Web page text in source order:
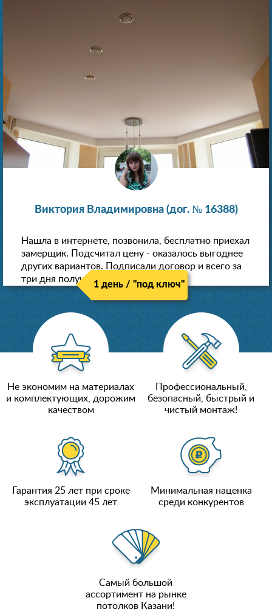
Виктория Владимировна (дог. № 16388)
Нашла в интернете, позвонила, бесплатно приехал
замерщик. Подсчитал цену - оказалось выгоднее
других вариантов. Подписали договор и всего за
три дня получили новые потолки!
1 день / "под ключ"
Не экономим на материалах
и комплектующих, дорожим
качеством
Профессиональный,
безопасный, быстрый и
чистый монтаж!
Гарантия 25 лет при сроке
эксплуатации 45 лет
Минимальная наценка
среди конкурентов
Самый большой
ассортимент на рынке
потолков Казани!